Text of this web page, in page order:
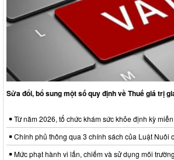
Sửa đổi, bổ sung một số quy định về Thuế giá trị
Từ năm 2026, tổ chức khám sức khỏe định kỳ
Chính phủ thông qua 3 chính sách của Luật Nuôi
Mức phạt hành vi lấn, chiếm và sử dụng môi